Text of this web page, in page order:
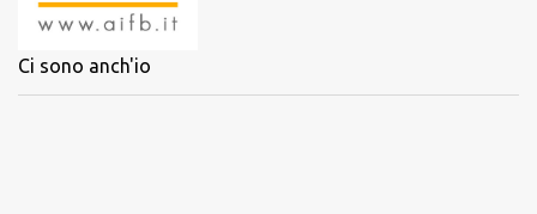
Ci sono anch'io